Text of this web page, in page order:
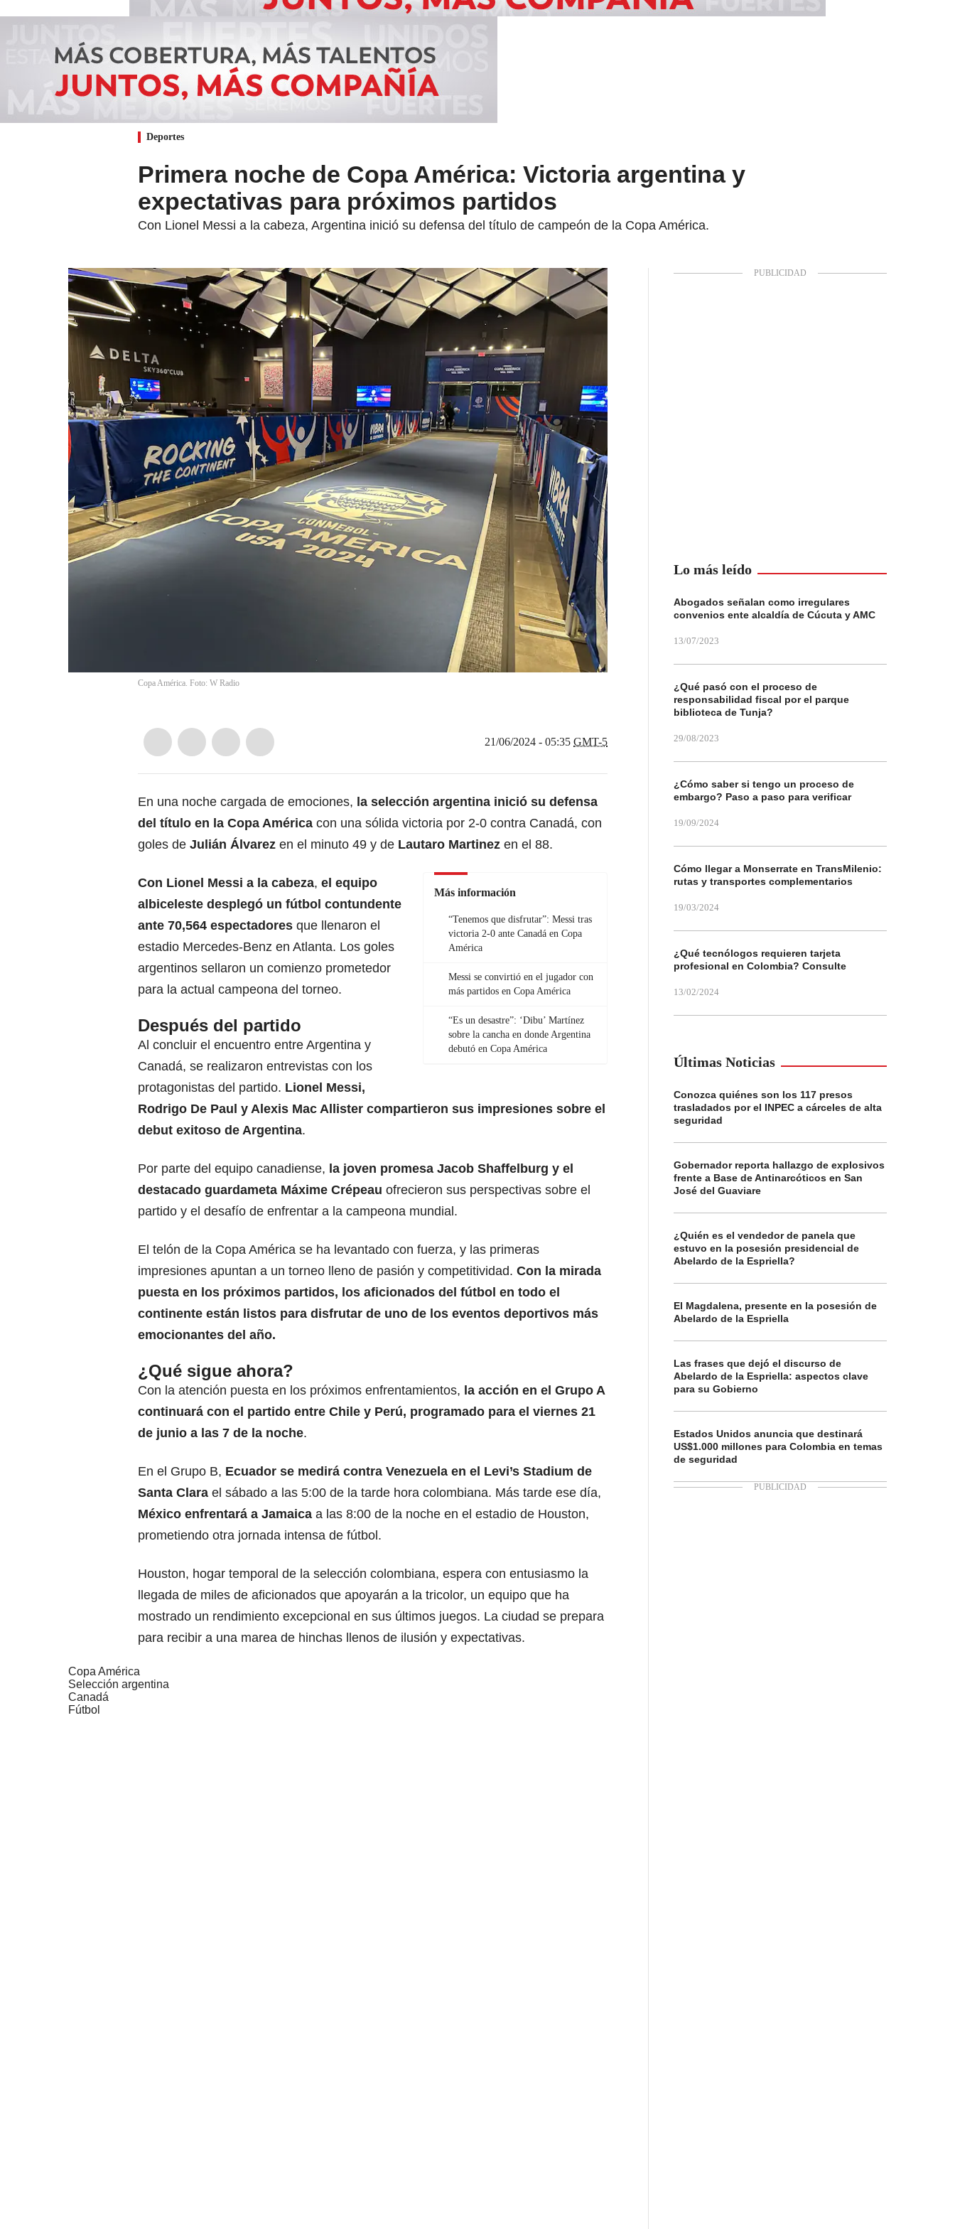
Deportes
Primera noche de Copa América: Victoria argentina y
expectativas para próximos partidos
Con Lionel Messi a la cabeza, Argentina inició su defensa del título de campeón de la Copa América.
Copa América. Foto: W Radio
21/06/2024 - 05:35 GMT-5
En una noche cargada de emociones, la selección argentina inició su defensa
del título en la Copa América con una sólida victoria por 2-0 contra Canadá, con
goles de Julián Álvarez en el minuto 49 y de Lautaro Martinez en el 88.
Más información
“Tenemos que disfrutar”: Messi tras
victoria 2-0 ante Canadá en Copa
América
Messi se convirtió en el jugador con
más partidos en Copa América
“Es un desastre”: ‘Dibu’ Martínez
sobre la cancha en donde Argentina
debutó en Copa América
Con Lionel Messi a la cabeza, el equipo
albiceleste desplegó un fútbol contundente
ante 70,564 espectadores que llenaron el
estadio Mercedes-Benz en Atlanta. Los goles
argentinos sellaron un comienzo prometedor
para la actual campeona del torneo.
Después del partido
Al concluir el encuentro entre Argentina y
Canadá, se realizaron entrevistas con los
protagonistas del partido. Lionel Messi,
Rodrigo De Paul y Alexis Mac Allister compartieron sus impresiones sobre el
debut exitoso de Argentina.
Por parte del equipo canadiense, la joven promesa Jacob Shaffelburg y el
destacado guardameta Máxime Crépeau ofrecieron sus perspectivas sobre el
partido y el desafío de enfrentar a la campeona mundial.
El telón de la Copa América se ha levantado con fuerza, y las primeras
impresiones apuntan a un torneo lleno de pasión y competitividad. Con la mirada
puesta en los próximos partidos, los aficionados del fútbol en todo el
continente están listos para disfrutar de uno de los eventos deportivos más
emocionantes del año.
¿Qué sigue ahora?
Con la atención puesta en los próximos enfrentamientos, la acción en el Grupo A
continuará con el partido entre Chile y Perú, programado para el viernes 21
de junio a las 7 de la noche.
En el Grupo B, Ecuador se medirá contra Venezuela en el Levi’s Stadium de
Santa Clara el sábado a las 5:00 de la tarde hora colombiana. Más tarde ese día,
México enfrentará a Jamaica a las 8:00 de la noche en el estadio de Houston,
prometiendo otra jornada intensa de fútbol.
Houston, hogar temporal de la selección colombiana, espera con entusiasmo la
llegada de miles de aficionados que apoyarán a la tricolor, un equipo que ha
mostrado un rendimiento excepcional en sus últimos juegos. La ciudad se prepara
para recibir a una marea de hinchas llenos de ilusión y expectativas.
Copa América
Selección argentina
Canadá
Fútbol
Lo más leído
Abogados señalan como irregulares
convenios ente alcaldía de Cúcuta y AMC
13/07/2023
¿Qué pasó con el proceso de
responsabilidad fiscal por el parque
biblioteca de Tunja?
29/08/2023
¿Cómo saber si tengo un proceso de
embargo? Paso a paso para verificar
19/09/2024
Cómo llegar a Monserrate en TransMilenio:
rutas y transportes complementarios
19/03/2024
¿Qué tecnólogos requieren tarjeta
profesional en Colombia? Consulte
13/02/2024
Últimas Noticias
Conozca quiénes son los 117 presos
trasladados por el INPEC a cárceles de alta
seguridad
Gobernador reporta hallazgo de explosivos
frente a Base de Antinarcóticos en San
José del Guaviare
¿Quién es el vendedor de panela que
estuvo en la posesión presidencial de
Abelardo de la Espriella?
El Magdalena, presente en la posesión de
Abelardo de la Espriella
Las frases que dejó el discurso de
Abelardo de la Espriella: aspectos clave
para su Gobierno
Estados Unidos anuncia que destinará
US$1.000 millones para Colombia en temas
de seguridad